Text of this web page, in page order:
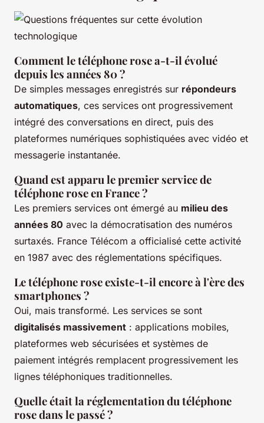
Comment le téléphone rose a-t-il évolué
depuis les années 80 ?
De simples messages enregistrés sur répondeurs
automatiques, ces services ont progressivement
intégré des conversations en direct, puis des
plateformes numériques sophistiquées avec vidéo et
messagerie instantanée.
Quand est apparu le premier service de
téléphone rose en France ?
Les premiers services ont émergé au milieu des
années 80 avec la démocratisation des numéros
surtaxés. France Télécom a officialisé cette activité
en 1987 avec des réglementations spécifiques.
Le téléphone rose existe-t-il encore à l'ère des
smartphones ?
Oui, mais transformé. Les services se sont
digitalisés massivement : applications mobiles,
plateformes web sécurisées et systèmes de
paiement intégrés remplacent progressivement les
lignes téléphoniques traditionnelles.
Quelle était la réglementation du téléphone
rose dans le passé ?